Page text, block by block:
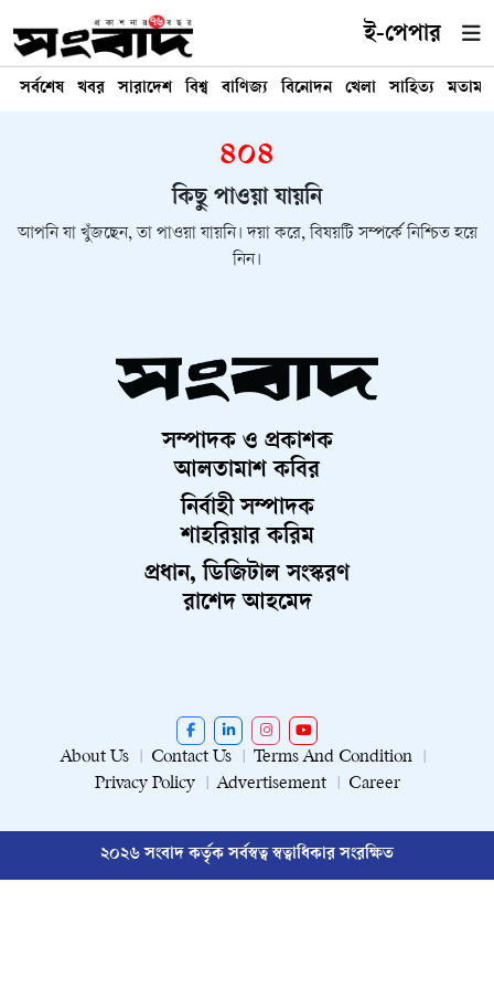
ই-পেপার
সর্বশেষ খবর সারাদেশ বিশ্ব বাণিজ্য বিনোদন খেলা সাহিত্য মতামত
৪০৪
কিছু পাওয়া যায়নি
আপনি যা খুঁজছেন, তা পাওয়া যায়নি। দয়া করে, বিষয়টি সম্পর্কে নিশ্চিত হয়ে
নিন।
সম্পাদক ও প্রকাশক
আলতামাশ কবির
নির্বাহী সম্পাদক
শাহরিয়ার করিম
প্রধান, ডিজিটাল সংস্করণ
রাশেদ আহমেদ
About Us Contact Us
Terms And Condition
Privacy Policy
Advertisement Career
২০২৬ সংবাদ কর্তৃক সর্বস্বত্ব স্বত্বাধিকার সংরক্ষিত